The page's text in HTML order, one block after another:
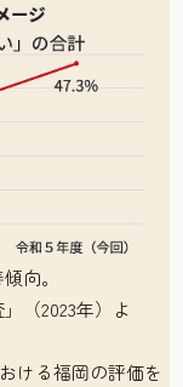
向。
（2023年）よ
ける福岡の評価を